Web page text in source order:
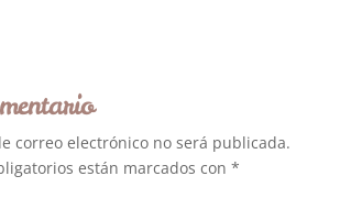
correo electrónico no será publicada.
están marcados con *